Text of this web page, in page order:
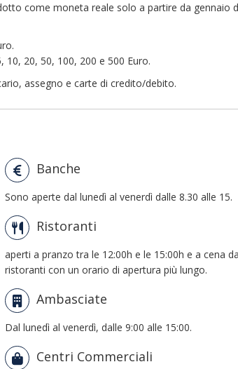
come moneta reale solo a partire da gennaio
20, 50, 100, 200 e 500 Euro.
assegno e carte di credito/debito.
Banche
Sono aperte dal lunedì al venerdì dalle 8.30 alle 15.
Ristoranti
aperti a pranzo tra le 12:00h e le 15:00h e a cena
ristoranti con un orario di apertura più lungo.
Ambasciate
Dal lunedì al venerdì, dalle 9:00 alle 15:00.
Centri Commerciali